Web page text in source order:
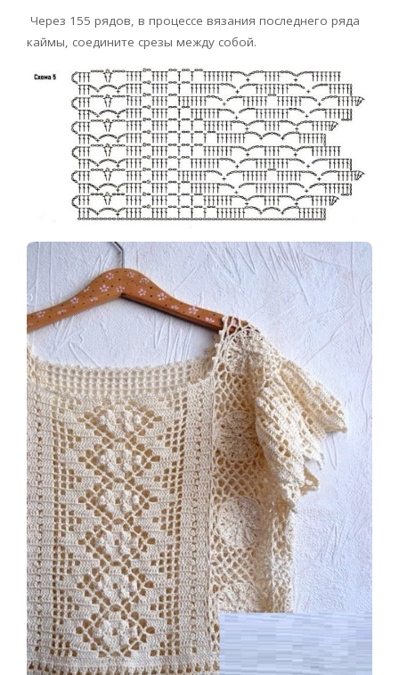
Через 155 рядов, в процессе вязания последнего ряда
каймы, соедините срезы между собой.